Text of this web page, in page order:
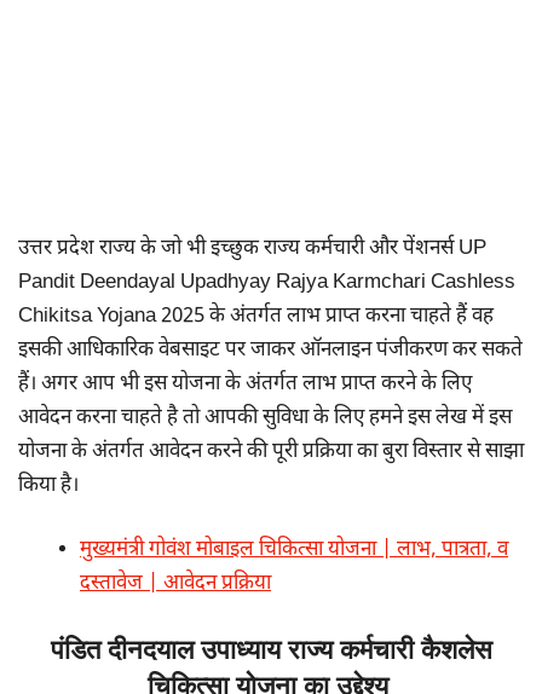
उत्तर प्रदेश राज्य के जो भी इच्छुक राज्य कर्मचारी और पेंशनर्स UP
Pandit Deendayal Upadhyay Rajya Karmchari Cashless
Chikitsa Yojana 2025 के अंतर्गत लाभ प्राप्त करना चाहते हैं वह
इसकी आधिकारिक वेबसाइट पर जाकर ऑनलाइन पंजीकरण कर सकते
हैं। अगर आप भी इस योजना के अंतर्गत लाभ प्राप्त करने के लिए
आवेदन करना चाहते है तो आपकी सुविधा के लिए हमने इस लेख में इस
योजना के अंतर्गत आवेदन करने की पूरी प्रक्रिया का बुरा विस्तार से साझा
किया है।
मुख्यमंत्री गोवंश मोबाइल चिकित्सा योजना | लाभ, पात्रता, व
दस्तावेज | आवेदन प्रक्रिया
पंडित दीनदयाल उपाध्याय राज्य कर्मचारी कैशलेस
चिकित्सा योजना का उद्देश्य